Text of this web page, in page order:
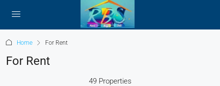
Home For Rent
For Rent
49 Properties